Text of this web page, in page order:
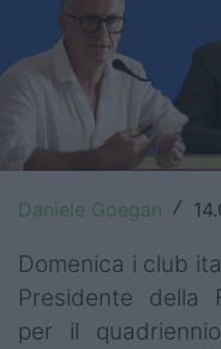
Premiership
Champions Cup
Challenge Cup
World Rugby
Rugby World
Super Rugby
Daniele Goegan /
Domenica i club
Presidente della
per il